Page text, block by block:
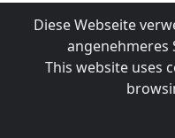
Diese Webseite
angenehmeres
This website uses